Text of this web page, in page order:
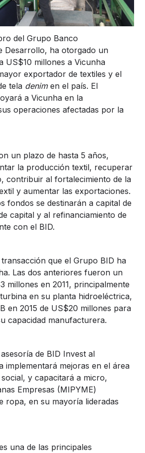
del Grupo Banco
Desarrollo, ha otorgado un
US$10 millones a Vicunha
exportador de textiles y el
tela denimen el país. El
a Vicunha en la
operaciones afectadas por la
un plazo de hasta 5 años,
la producción textil, recuperar
contribuir al fortalecimiento de la
y aumentar las exportaciones.
fondos se destinarán a capital de
capital y al refinanciamiento de
con el BID.
que el Grupo BID ha
Las dos anteriores fueron un
millones en 2011, principalmente
en su planta hidroeléctrica,
en 2015 de US$20 millones para
capacidad manufacturera.
de BID Invest al
implementará mejoras en el área
y capacitará a micro,
Empresas (MIPYME)
ropa, en su mayoría lideradas
una de las principales